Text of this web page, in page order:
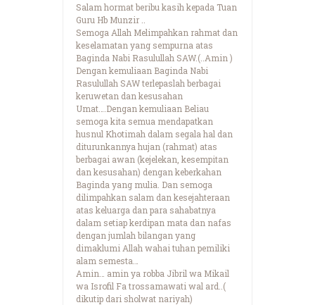
Salam hormat beribu kasih kepada Tuan
Guru Hb Munzir ..
Semoga Allah Melimpahkan rahmat dan
keselamatan yang sempurna atas
Baginda Nabi Rasulullah SAW.(..Amin )
Dengan kemuliaan Baginda Nabi
Rasulullah SAW terlepaslah berbagai
keruwetan dan kesusahan
Umat….Dengan kemuliaan Beliau
semoga kita semua mendapatkan
husnul Khotimah dalam segala hal dan
diturunkannya hujan (rahmat) atas
berbagai awan (kejelekan, kesempitan
dan kesusahan) dengan keberkahan
Baginda yang mulia. Dan semoga
dilimpahkan salam dan kesejahteraan
atas keluarga dan para sahabatnya
dalam setiap kerdipan mata dan nafas
dengan jumlah bilangan yang
dimaklumi Allah wahai tuhan pemiliki
alam semesta…
Amin… amin ya robba Jibril wa Mikail
wa Isrofil Fa trossamawati wal ard..(
dikutip dari sholwat nariyah)